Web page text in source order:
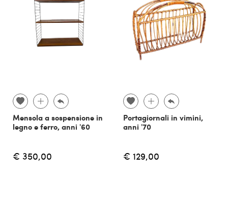
Mensola a sospensione in
legno e ferro, anni '60
€ 350,00
Portagiornali in vimini,
anni '70
€ 129,00